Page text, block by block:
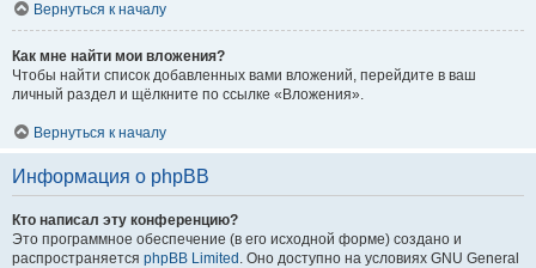
Вернуться к началу
Как мне найти мои вложения?
Чтобы найти список добавленных вами вложений, перейдите в ваш
личный раздел и щёлкните по ссылке «Вложения».
Вернуться к началу
Информация о phpBB
Кто написал эту конференцию?
Это программное обеспечение (в его исходной форме) создано и
распространяется phpBB Limited . Оно доступно на условиях GNU General